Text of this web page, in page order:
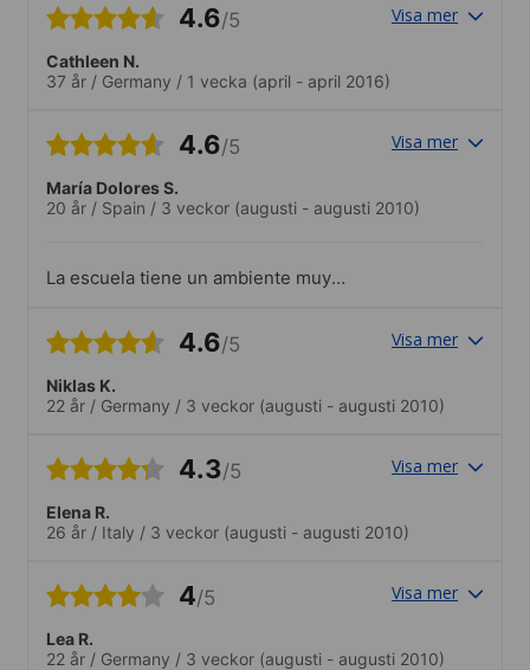
konversationskurs så var det färre
4.6/5 Visa mer
Cathleen N.
37 år / Germany / 1 vecka (april - april 2016)
4.6/5 Visa mer
María Dolores S.
20 år / Spain / 3 veckor (augusti - augusti 2010)
La escuela tiene un ambiente muy
que, en poco tiempo, haces amigos con
de descubrir una nueva ciudad y una
nueva lengua
4.6/5 Visa mer
Niklas K.
22 år / Germany / 3 veckor (augusti - augusti 2010)
4.3/5 Visa mer
Elena R.
26 år / Italy / 3 veckor (augusti - augusti 2010)
4/5 Visa mer
Lea R.
22 år / Germany / 3 veckor (augusti - augusti 2010)